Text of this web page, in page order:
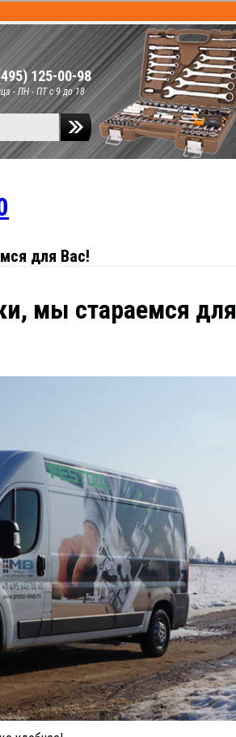
125-00-98
- ПН - ПТ с 9 до 18
для Вас!
мы стараемся для